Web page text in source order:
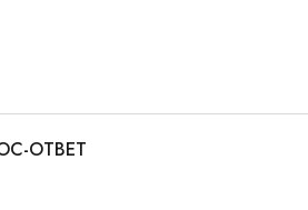
ОТВЕТ